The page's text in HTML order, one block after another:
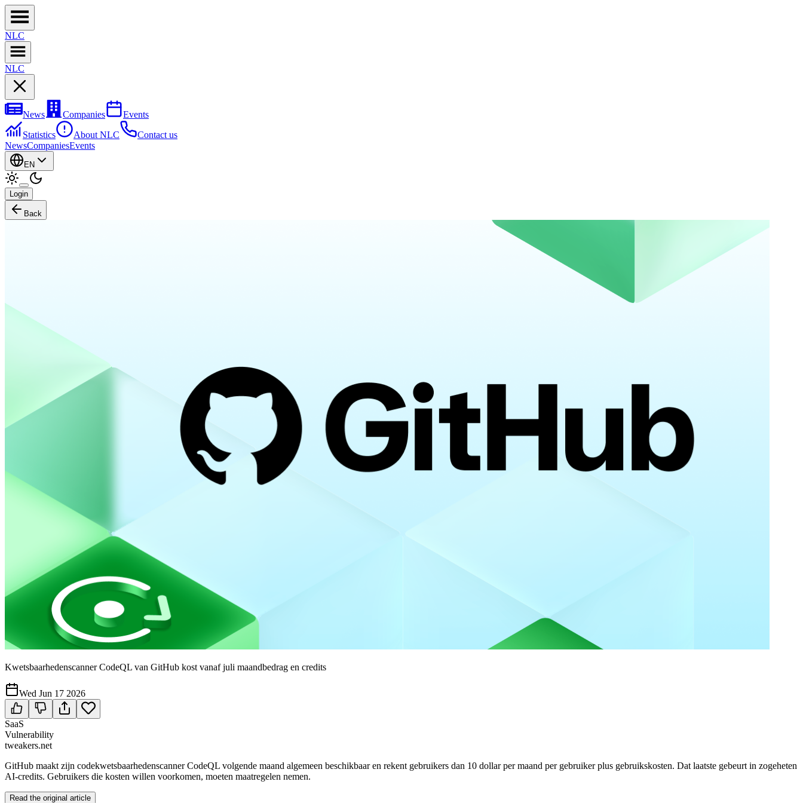
NLC
NLC
News Companies
Events
Statistics
About NLC
Contact us
NewsCompaniesEvents
EN
Login
Back
Kwetsbaarhedenscanner CodeQL van GitHub kost vanaf juli maandbedrag en credits
Wed Jun 17 2026
SaaS
Vulnerability
tweakers.net
GitHub maakt zijn codekwetsbaarhedenscanner CodeQL volgende maand algemeen beschikbaar en rekent gebruikers dan 10 dollar per maand per gebruiker plus gebruikskosten. Dat laatste gebeurt in zogeheten
AI-credits. Gebruikers die kosten willen voorkomen, moeten maatregelen nemen.
Read the original article